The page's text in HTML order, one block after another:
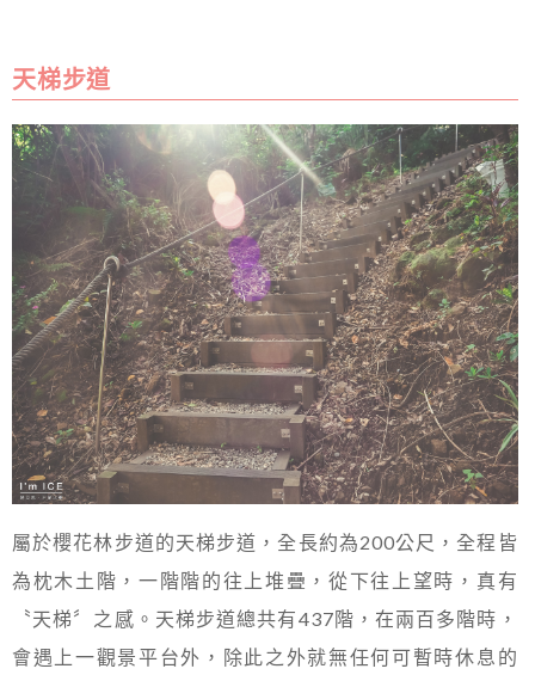
天梯步道
屬於櫻花林步道的天梯步道，全長約為200公尺，全程皆
為枕木土階，一階階的往上堆疊，從下往上望時，真有
〝天梯〞之感。天梯步道總共有437階，在兩百多階時，
會遇上一觀景平台外，除此之外就無任何可暫時休息的